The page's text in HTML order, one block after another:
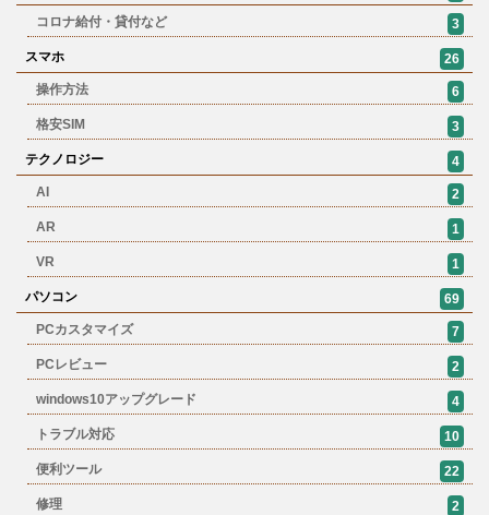
コロナ給付・貸付など
3
スマホ
26
操作方法
6
格安SIM 3
テクノロジー
4
AI
2
AR 1
VR 1
パソコン
69
PCカスタマイズ
7
PCレビュー 2
windows10アップグレード 4
トラブル対応 10
便利ツール 22
修理 2